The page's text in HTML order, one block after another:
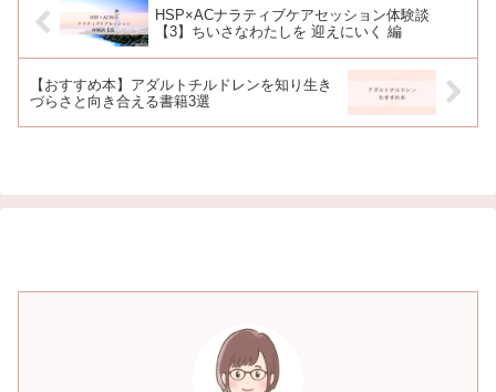
HSP×ACナラティブケアセッション体験談
【3】ちいさなわたしを 迎えにいく 編
【おすすめ本】アダルトチルドレンを知り生き
づらさと向き合える書籍3選